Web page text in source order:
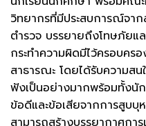
วิทยากรที่มีประสบการณ์จาก
ตำรวจ บรรยายถึงโทษภัยแ
กระทำความผิดมีไว้ครอบคร
สาธารณะ โดยได้รับความสน
ฟังเป็นอย่างมากพร้อมทั้งนั
ข้อดีและข้อเสียจากการสูบบุ
สามารถสร้างบรรยากาศกา